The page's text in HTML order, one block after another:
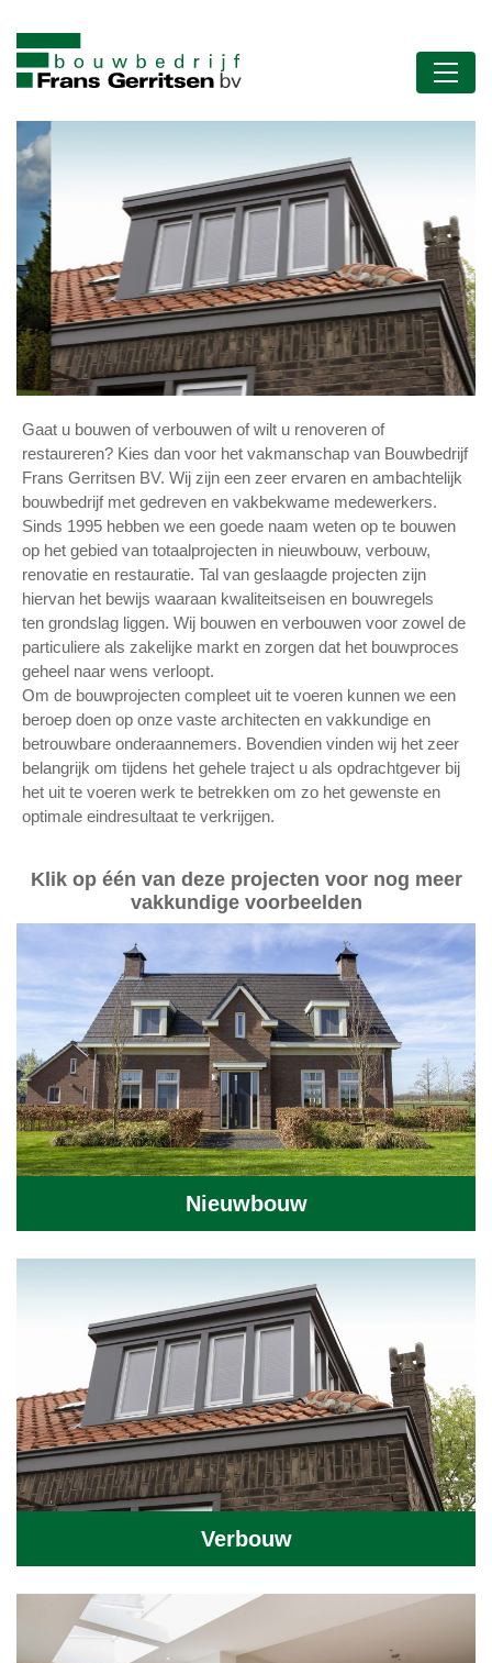
Gaat u bouwen of verbouwen of wilt u renoveren of
restaureren? Kies dan voor het vakmanschap van Bouwbedrijf
Frans Gerritsen BV. Wij zijn een zeer ervaren en ambachtelijk
bouwbedrijf met gedreven en vakbekwame medewerkers.
Sinds 1995 hebben we een goede naam weten op te bouwen
op het gebied van totaalprojecten in nieuwbouw, verbouw,
renovatie en restauratie. Tal van geslaagde projecten zijn
hiervan het bewijs waaraan kwaliteitseisen en bouwregels
ten grondslag liggen. Wij bouwen en verbouwen voor zowel de
particuliere als zakelijke markt en zorgen dat het bouwproces
geheel naar wens verloopt.
Om de bouwprojecten compleet uit te voeren kunnen we een
beroep doen op onze vaste architecten en vakkundige en
betrouwbare onderaannemers. Bovendien vinden wij het zeer
belangrijk om tijdens het gehele traject u als opdrachtgever bij
het uit te voeren werk te betrekken om zo het gewenste en
optimale eindresultaat te verkrijgen.
Klik op één van deze projecten voor nog meer
vakkundige voorbeelden
Nieuwbouw
Verbouw